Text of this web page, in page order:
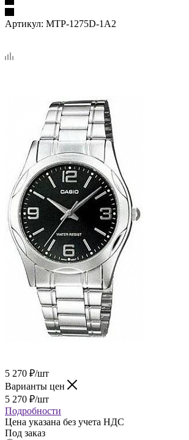
Артикул: MTP-1275D-1A2
5 270 ₽/шт
Варианты цен
5 270 ₽/шт
Подробности
Цена указана без учета НДС
Под заказ